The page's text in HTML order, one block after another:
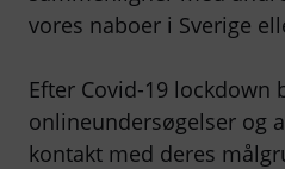
vores naboer i Sverige
Efter Covid-19 lockdown
onlineundersøgelser og
kontakt med deres